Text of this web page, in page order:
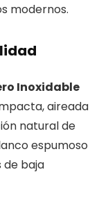
modernos.
Inoxidable
aireada
natural de
espumoso
de baja